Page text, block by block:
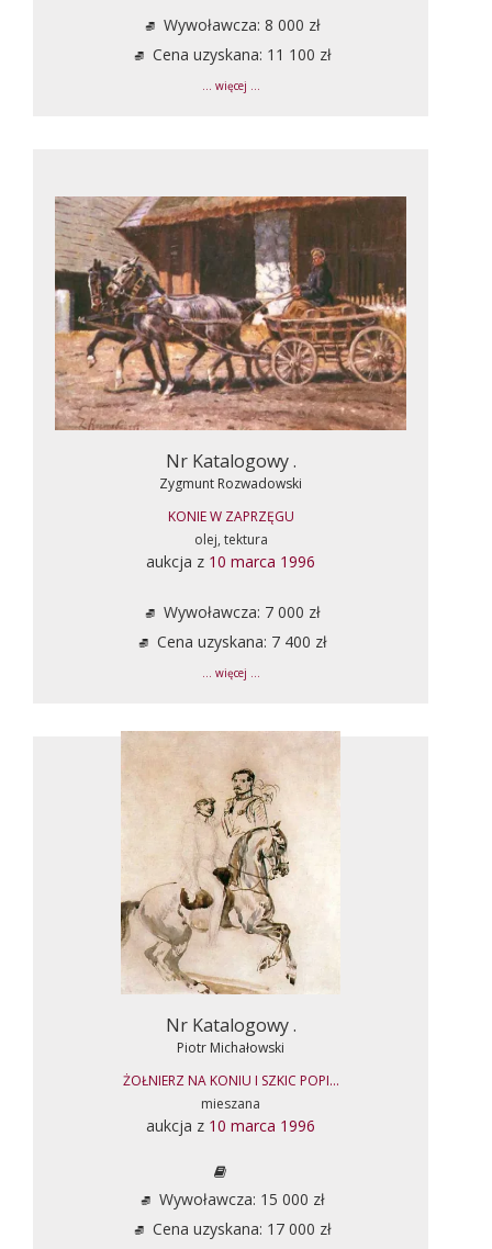
Wywoławcza: 8 000 zł
Cena uzyskana: 11 100 zł
... więcej ...
Nr Katalogowy .
Zygmunt Rozwadowski
KONIE W ZAPRZĘGU
olej, tektura
aukcja z 10 marca 1996
Wywoławcza: 7 000 zł
Cena uzyskana: 7 400 zł
... więcej ...
Nr Katalogowy .
Piotr Michałowski
ŻOŁNIERZ NA KONIU I SZKIC POPI...
mieszana
aukcja z 10 marca 1996
Wywoławcza: 15 000 zł
Cena uzyskana: 17 000 zł